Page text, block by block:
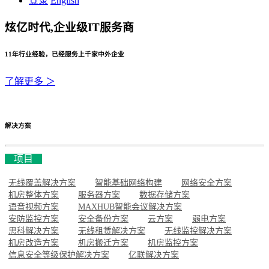
炫亿时代,企业级IT服务商
11年行业经验，已经服务上千家中外企业
了解更多 ＞
解决方案
项目
无线覆盖解决方案 智能基础网络构建
网络安全方案
机房整体方案
服务器方案
数据存储方案
语音视频方案
MAXHUB智能会议解决方案
安防监控方案
安全备份方案 云方案
弱电方案
思科解决方案
无线租赁解决方案
无线监控解决方案
机房改造方案
机房搬迁方案
机房监控方案
信息安全等级保护解决方案
亿联解决方案